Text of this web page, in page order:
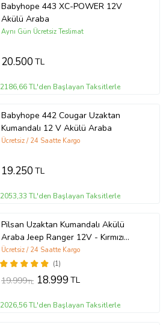
Babyhope 443 XC-POWER 12V
Akülü Araba
Aynı Gün Ücretsiz Teslimat
20.500TL
2186,66 TL'den Başlayan Taksitlerle
Babyhope 442 Cougar Uzaktan
Kumandalı 12 V Akülü Araba
Ücretsiz / 24 Saatte Kargo
19.250TL
2053,33 TL'den Başlayan Taksitlerle
Pilsan Uzaktan Kumandalı Akülü
Araba Jeep Ranger 12V - Kırmızı
(Standart)
(1)
Ücretsiz / 24 Saatte Kargo
19.999TL 18.999TL
2026,56 TL'den Başlayan Taksitlerle